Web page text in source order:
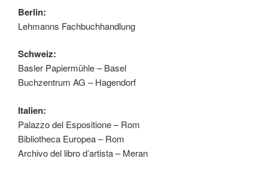
Berlin:
Lehmanns Fachbuchhandlung
Schweiz:
Basler Papiermühle – Basel
Buchzentrum AG – Hagendorf
Italien:
Palazzo del Espositione – Rom
Bibliotheca Europea – Rom
Archivo del libro d’artista – Meran